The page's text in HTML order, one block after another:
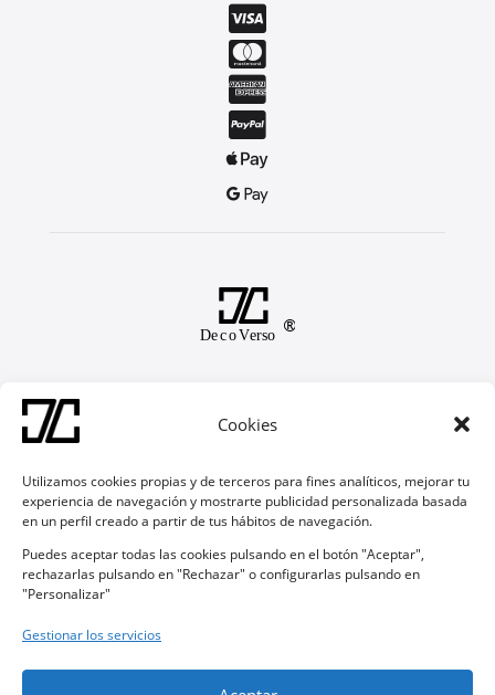
Cookies
Utilizamos cookies propias y de terceros para fines analíticos, mejorar tu
experiencia de navegación y mostrarte publicidad personalizada basada
en un perfil creado a partir de tus hábitos de navegación.
Puedes aceptar todas las cookies pulsando en el botón "Aceptar",
rechazarlas pulsando en "Rechazar" o configurarlas pulsando en
"Personalizar"
Gestionar los servicios






Contacto
Devoluciones y Garantías
